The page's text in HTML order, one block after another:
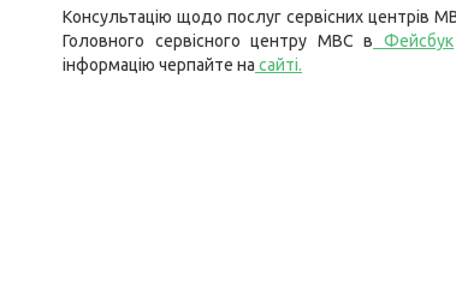
Консультацію щодо послуг сервісних центрів
Головного сервісного центру МВС в Фейсбук
інформацію черпайте на сайті.